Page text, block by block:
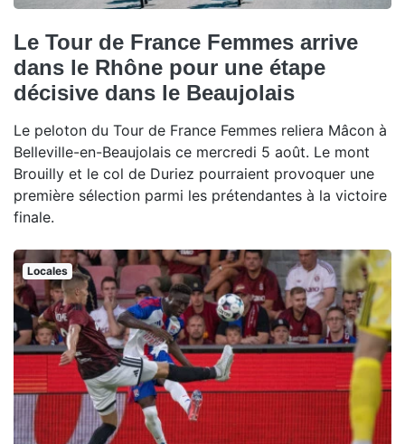
Le Tour de France Femmes arrive
dans le Rhône pour une étape
décisive dans le Beaujolais
Le peloton du Tour de France Femmes reliera Mâcon à
Belleville-en-Beaujolais ce mercredi 5 août. Le mont
Brouilly et le col de Duriez pourraient provoquer une
première sélection parmi les prétendantes à la victoire
finale.
Locales